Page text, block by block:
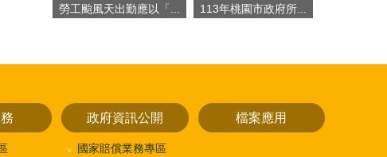
勞工颱風天出勤應以「... 113年桃園市政府所...
政府資訊公開
國家賠償業務專區
檔案應用